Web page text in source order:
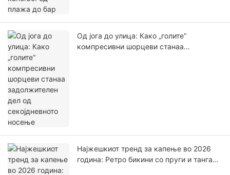
Од јога до улица: Како „голите“
компресивни шорцеви станаа
Најжешкиот тренд за капење во 2026
година: Ретро бикини со пруги и танга